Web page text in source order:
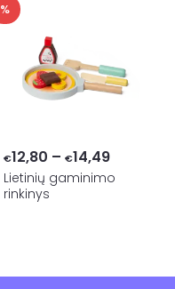
%
€12,80 – €14,49Price
range:
Lietinių gaminimo
rinkinys